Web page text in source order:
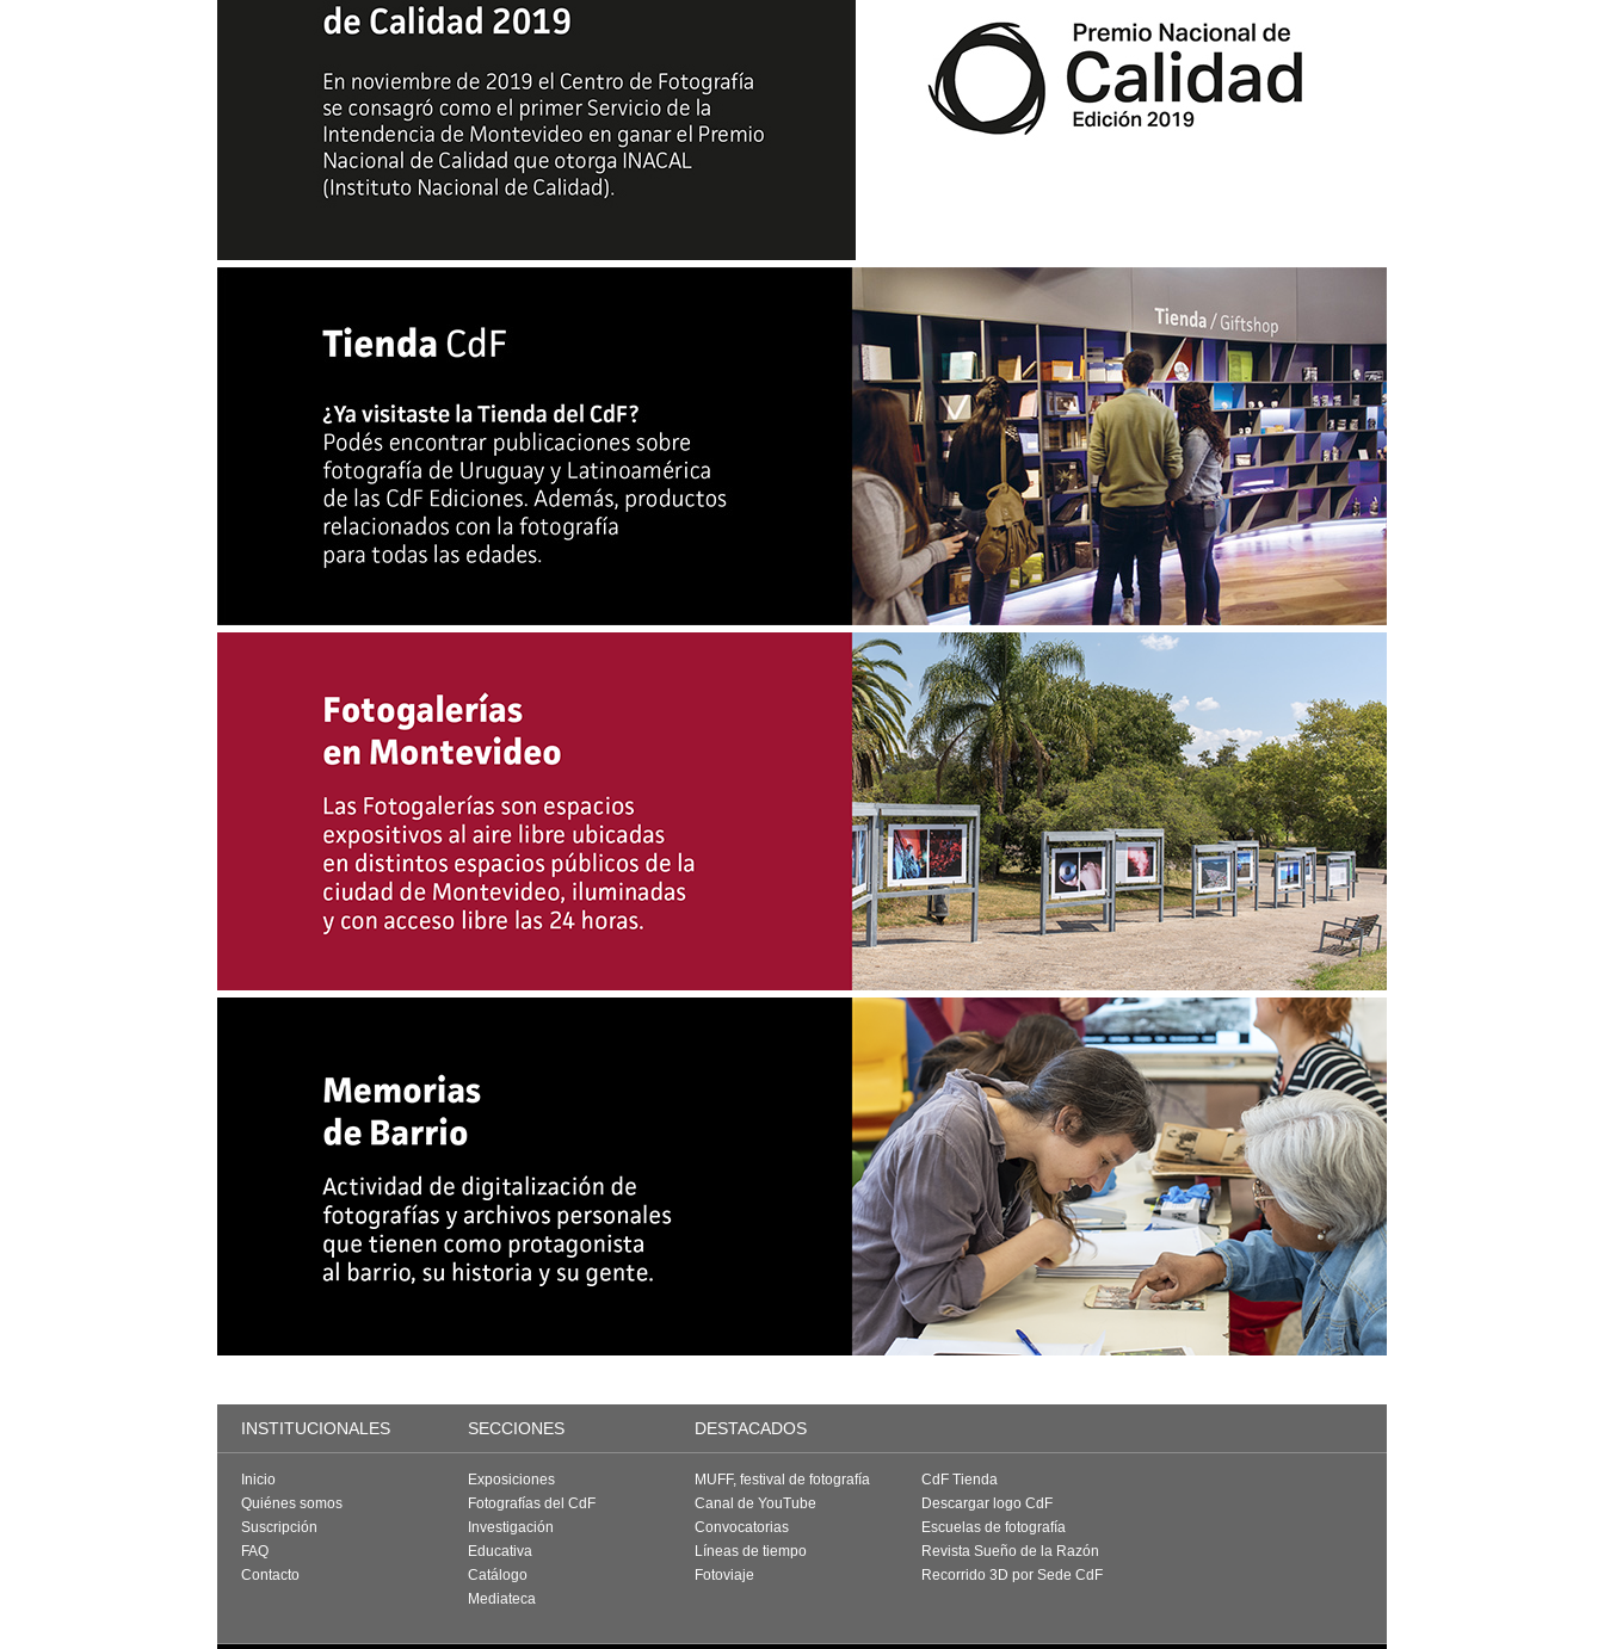
INSTITUCIONALES SECCIONES DESTACADOS
Inicio
Quiénes somos
Suscripción
FAQ
Contacto
Exposiciones
Fotografías del CdF
Investigación
Educativa
Catálogo
Mediateca
MUFF, festival de fotografía
Canal de YouTube
Convocatorias
Líneas de tiempo
Fotoviaje
CdF Tienda
Descargar logo CdF
Escuelas de fotografía
Revista Sueño de la Razón
Recorrido 3D por Sede CdF